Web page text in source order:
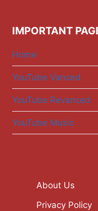
IMPORTANT
Home
YouTube Vanced
YouTube Revanced
YouTube Music
About Us
Privacy Policy